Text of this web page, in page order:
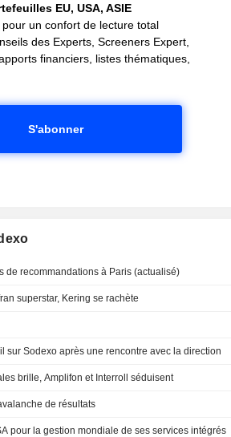
EU, USA, ASIE
pour un confort de lecture total
des Experts, Screeners Expert,
financiers, listes thématiques,
S'abonner
de recommandations à Paris (actualisé)
superstar, Kering se rachète
sur Sodexo après une rencontre avec la direction
brille, Amplifon et Interroll séduisent
de résultats
pour la gestion mondiale de ses services intégrés